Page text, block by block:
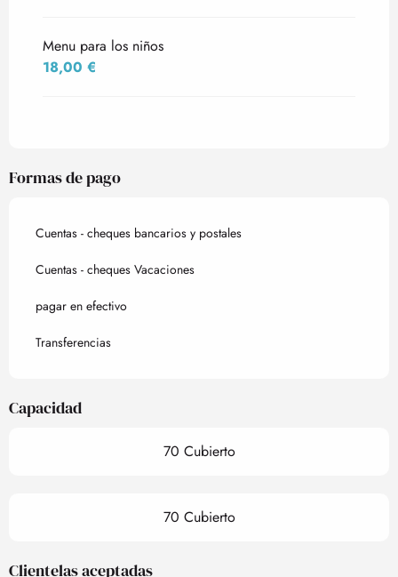
Menu para los niños
18,00 €
Formas de pago
Cuentas - cheques bancarios y postales
Cuentas - cheques Vacaciones
pagar en efectivo
Transferencias
Capacidad
70 Cubierto
70 Cubierto
Clientelas aceptadas